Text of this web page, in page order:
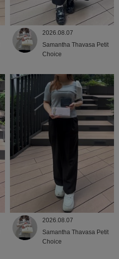
2026.08.07
Samantha Thavasa Petit
Choice
2026.08.07
Samantha Thavasa Petit
Choice